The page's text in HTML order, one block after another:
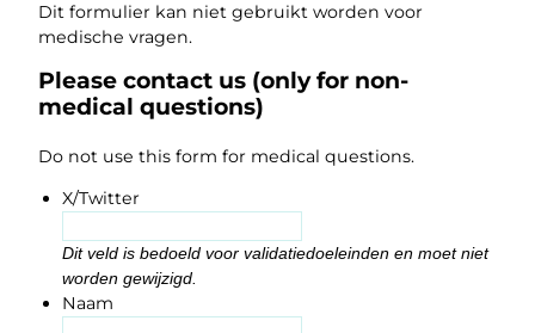
Dit formulier kan niet gebruikt worden voor
medische vragen.
Please contact us (only for non-
medical questions)
Do not use this form for medical questions.
X/Twitter
Dit veld is bedoeld voor validatiedoeleinden en moet niet
worden gewijzigd.
Naam